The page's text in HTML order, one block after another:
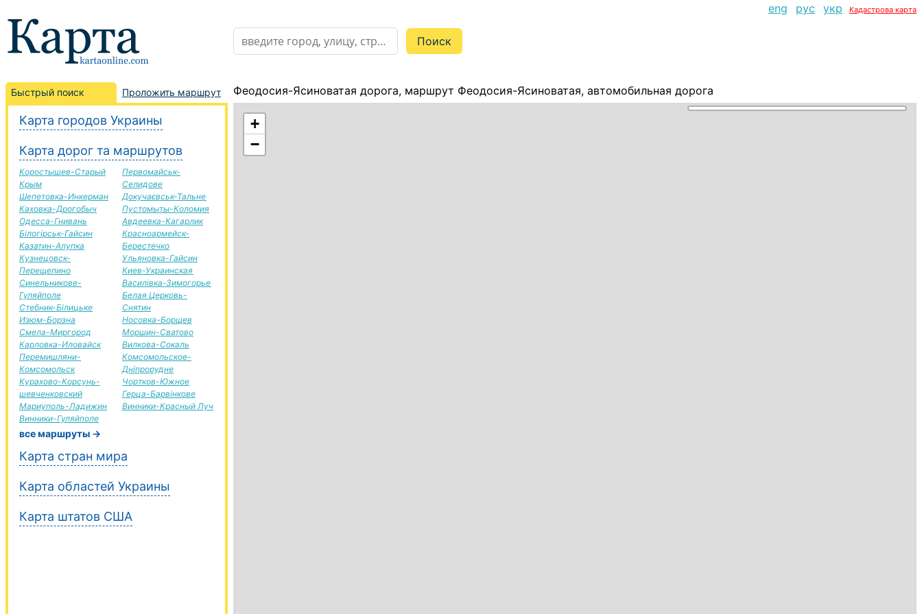
eng рус укр Кадастрова карта
Быстрый поиск Проложить маршрут
Карта городов Украины
Карта дорог та маршрутов
Коростышев-Старый
Крым
Шепетовка-Инкерман
Каховка-Дрогобыч
Одесса-Гнивань
Білогірськ-Гайсин
Казатин-Алупка
Кузнецовск-
Перещепино
Синельникове-
Гуляйполе
Стебник-Білицьке
Изюм-Борзна
Смела-Миргород
Карловка-Иловайск
Перемишляни-
Комсомольск
Курахово-Корсунь-
шевченковский
Мариуполь-Ладижин
Винники-Гуляйполе
Первомайськ-
Селидове
Докучаєвськ-Тальне
Пустомыты-Коломия
Авдеевка-Кагарлик
Красноармейск-
Берестечко
Ульяновка-Гайсин
Киев-Украинская
Василівка-Зимогорье
Белая Церковь-
Снятин
Носовка-Борщев
Моршин-Сватово
Вилкова-Сокаль
Комсомольское-
Дніпрорудне
Чортков-Южное
Герца-Барвінкове
Винники-Красный Луч
все маршруты →
Карта стран мира
Карта областей Украины
Карта штатов США
Феодосия-Ясиноватая дорога, маршрут Феодосия-Ясиноватая, автомобильная дорога
+
−